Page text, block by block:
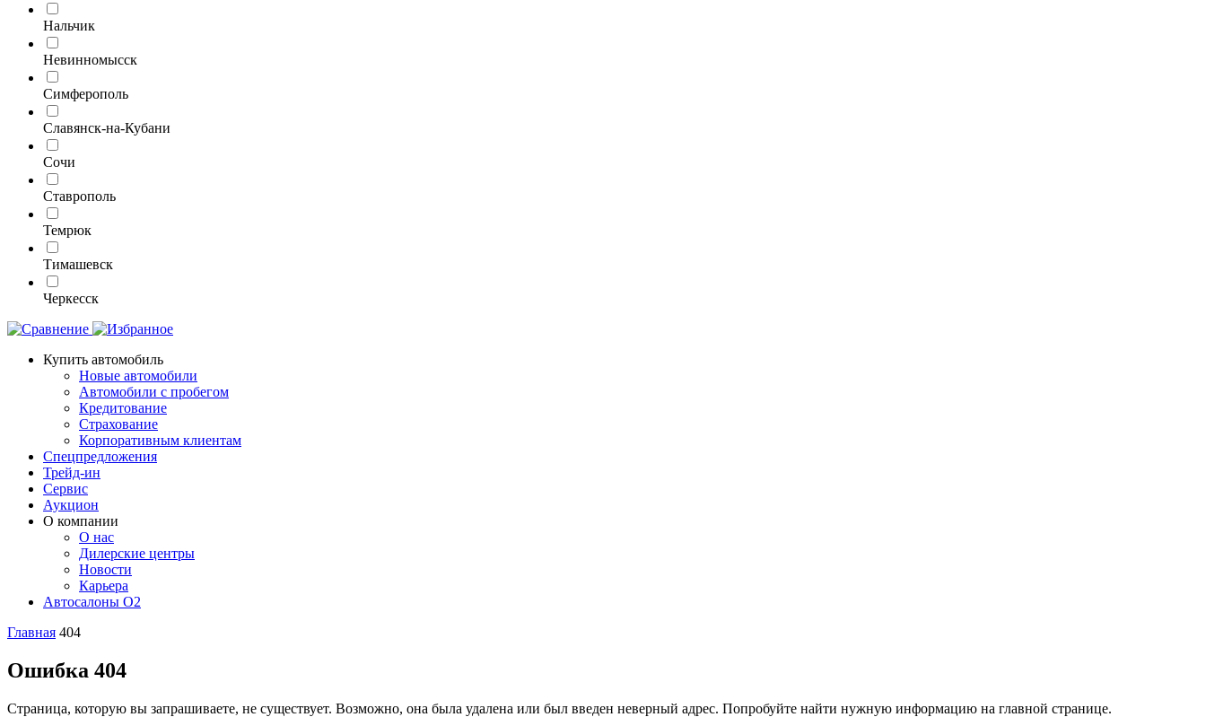
Нальчик
Невинномысск
Симферополь
Славянск-на-Кубани
Сочи
Ставрополь
Темрюк
Тимашевск
Черкесск
Купить автомобиль
Новые автомобили
Автомобили с пробегом
Кредитование
Страхование
Корпоративным клиентам
Спецпредложения
Трейд-ин
Сервис
Аукцион
О компании
О нас
Дилерские центры
Новости
Карьера
Автосалоны O2
Главная 404
Ошибка 404
Страница, которую вы запрашиваете, не существует. Возможно, она была удалена или был введен неверный адрес. Попробуйте найти нужную информацию на главной странице.